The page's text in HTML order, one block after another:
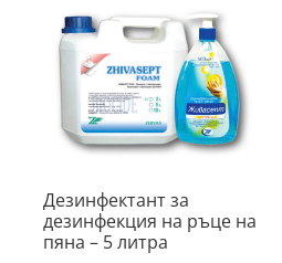
Дезинфектант за
дезинфекция на ръце на
пяна – 5 литра